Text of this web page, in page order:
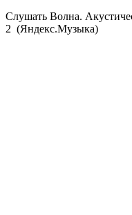
Cлушать Волна.
2 (Яндекс.Музыка)